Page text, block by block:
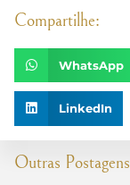
Outras Postagens
Compartilhe:
WhatsApp
LinkedIn